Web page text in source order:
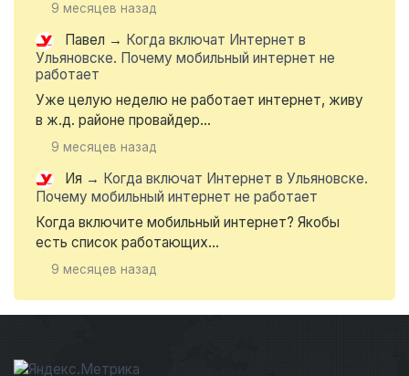
9 месяцев назад
Павел → Когда включат Интернет в
Ульяновске. Почему мобильный интернет не
работает
Уже целую неделю не работает интернет, живу
в ж.д. районе провайдер...
9 месяцев назад
Ия → Когда включат Интернет в Ульяновске.
Почему мобильный интернет не работает
Когда включите мобильный интернет? Якобы
есть список работающих...
9 месяцев назад